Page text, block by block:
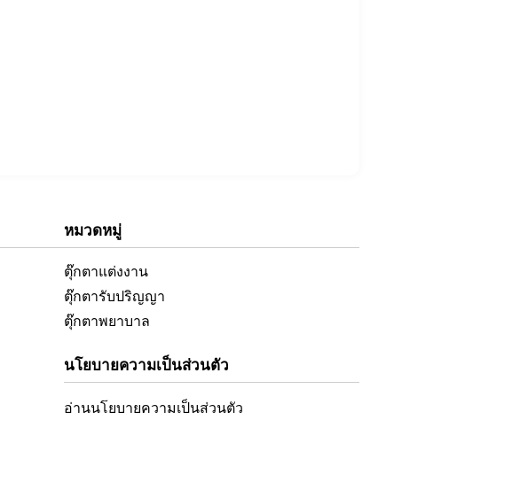
หมวดหมู่
ตุ๊กตาแต่งงาน
ตุ๊กตารับปริญญา
ตุ๊กตาพยาบาล
นโยบายความเป็นส่วนตัว
อ่านนโยบายความเป็นส่วนตัว